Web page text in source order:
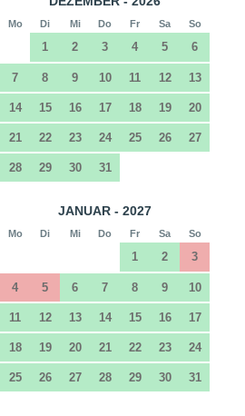
Mo Di Mi Do Fr Sa So
1 2 3 4 5 6
7 8 9 10 11 12 13
14 15 16 17 18 19 20
21 22 23 24 25 26 27
28 29 30 31
JANUAR - 2027
Mo Di Mi Do Fr Sa So
1 2 3
4 5 6 7 8 9 10
11 12 13 14 15 16 17
18 19 20 21 22 23 24
25 26 27 28 29 30 31